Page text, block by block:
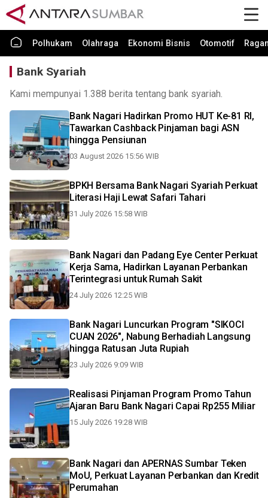
Polhukam Olahraga Ekonomi Bisnis Otomotif
Bank Syariah
Kami mempunyai 1.388 berita tentang bank syariah.
Bank Nagari Hadirkan Promo HUT Ke-81 RI,
Tawarkan Cashback Pinjaman bagi ASN
hingga Pensiunan
03 August 2026 15:56 WIB
BPKH Bersama Bank Nagari Syariah Perkuat
Literasi Haji Lewat Safari Tahari
31 July 2026 15:58 WIB
Bank Nagari dan Padang Eye Center Perkuat
Kerja Sama, Hadirkan Layanan Perbankan
Terintegrasi untuk Rumah Sakit
24 July 2026 12:25 WIB
Bank Nagari Luncurkan Program "SIKOCI
CUAN 2026", Nabung Berhadiah Langsung
hingga Ratusan Juta Rupiah
23 July 2026 9:09 WIB
Realisasi Pinjaman Program Promo Tahun
Ajaran Baru Bank Nagari Capai Rp255 Miliar
15 July 2026 19:28 WIB
Bank Nagari dan APERNAS Sumbar Teken
MoU, Perkuat Layanan Perbankan dan Kredit
Perumahan